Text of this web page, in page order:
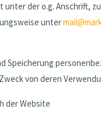
unter der o.g. Anschrift,
unter
Speicherung
von deren
der Website